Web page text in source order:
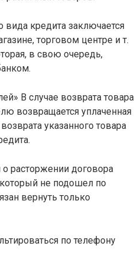
вида кредита заключается
торговом центре и т.
в свою очередь,
В случае возврата товара
возвращается уплаченная
указанного товара
о расторжении договора
не подошел по
вернуть только
по телефону